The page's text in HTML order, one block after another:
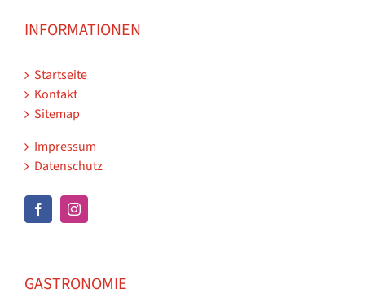
INFORMATIONEN
Startseite
Kontakt
Sitemap
Impressum
Datenschutz
GASTRONOMIE